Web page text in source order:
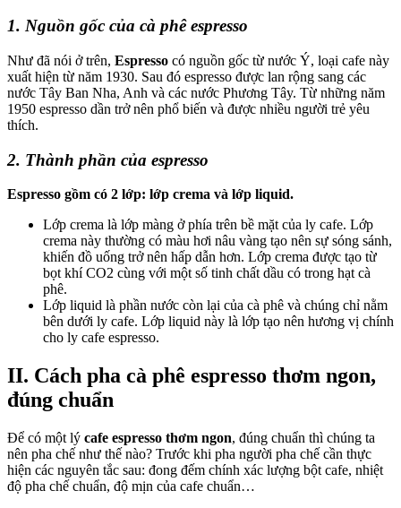
1. Nguồn gốc của cà phê espresso
Như đã nói ở trên, Espresso có nguồn gốc từ nước Ý, loại cafe này
xuất hiện từ năm 1930. Sau đó espresso được lan rộng sang các
nước Tây Ban Nha, Anh và các nước Phương Tây. Từ những năm
1950 espresso dần trở nên phổ biến và được nhiều người trẻ yêu
thích.
2. Thành phần của espresso
Espresso gồm có 2 lớp: lớp crema và lớp liquid.
Lớp crema là lớp màng ở phía trên bề mặt của ly cafe. Lớp
crema này thường có màu hơi nâu vàng tạo nên sự sóng sánh,
khiến đồ uống trở nên hấp dẫn hơn. Lớp crema được tạo từ
bọt khí CO2 cùng với một số tinh chất dầu có trong hạt cà
phê.
Lớp liquid là phần nước còn lại của cà phê và chúng chỉ nằm
bên dưới ly cafe. Lớp liquid này là lớp tạo nên hương vị chính
cho ly cafe espresso.
II. Cách pha cà phê espresso thơm ngon,
đúng chuẩn
Để có một lý cafe espresso thơm ngon, đúng chuẩn thì chúng ta
nên pha chế như thế nào? Trước khi pha người pha chế cần thực
hiện các nguyên tắc sau: đong đếm chính xác lượng bột cafe, nhiệt
độ pha chế chuẩn, độ mịn của cafe chuẩn…